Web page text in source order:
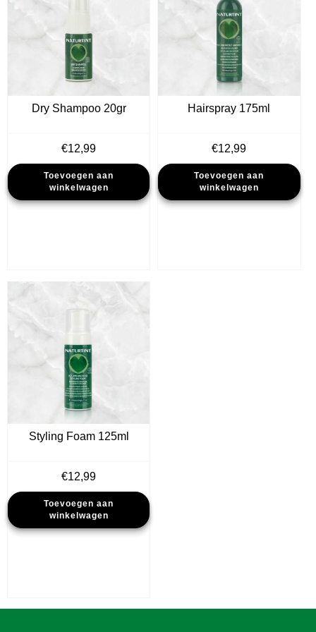
Dry Shampoo 20gr
€12,99
Toevoegen aan
winkelwagen
Hairspray 175ml
€12,99
Toevoegen aan
winkelwagen
Styling Foam 125ml
€12,99
Toevoegen aan
winkelwagen